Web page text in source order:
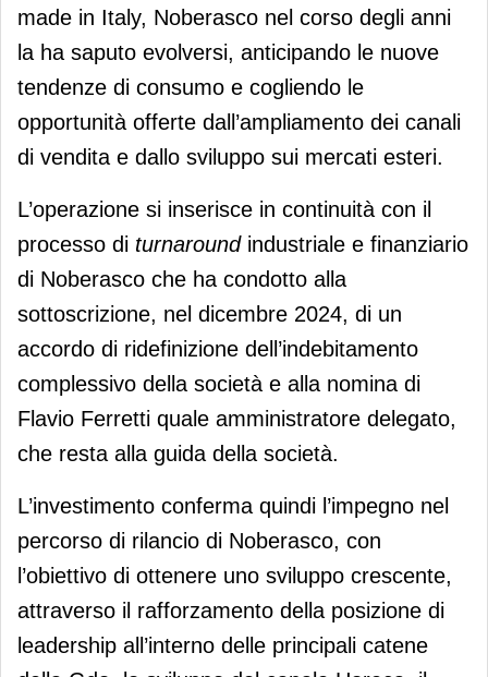
made in Italy, Noberasco nel corso degli anni
la ha saputo evolversi, anticipando le nuove
tendenze di consumo e cogliendo le
opportunità offerte dall’ampliamento dei canali
di vendita e dallo sviluppo sui mercati esteri.
L’operazione si inserisce in continuità con il
processo di turnaround industriale e finanziario
di Noberasco che ha condotto alla
sottoscrizione, nel dicembre 2024, di un
accordo di ridefinizione dell’indebitamento
complessivo della società e alla nomina di
Flavio Ferretti quale amministratore delegato,
che resta alla guida della società.
L’investimento conferma quindi l’impegno nel
percorso di rilancio di Noberasco, con
l’obiettivo di ottenere uno sviluppo crescente,
attraverso il rafforzamento della posizione di
leadership all’interno delle principali catene